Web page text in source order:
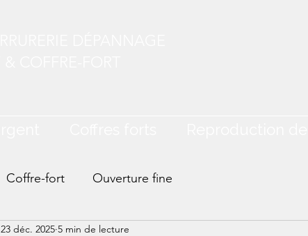
Coffre-fort Ouverture fine
23 déc. 2025 5 min de lecture